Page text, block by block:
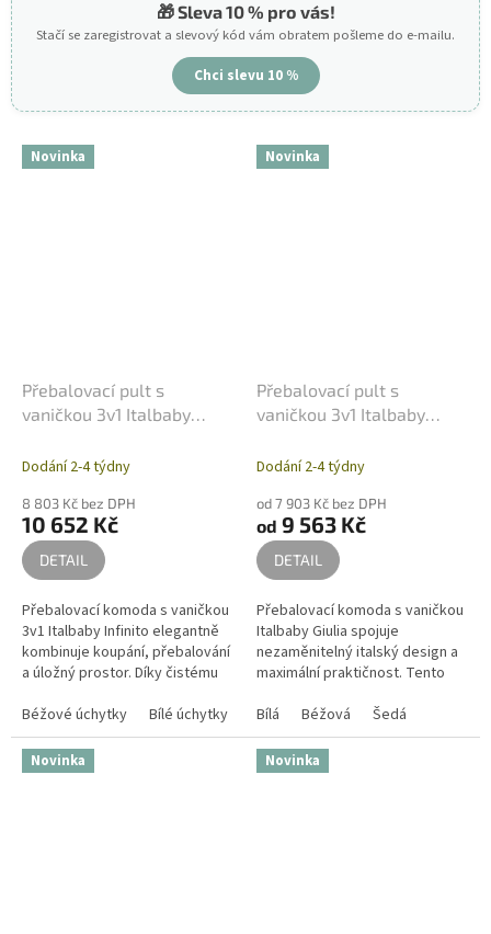
moderne a útulne....
🎁 Sleva 10 % pro vás!
Stačí se zaregistrovat a slevový kód vám obratem pošleme do e-mailu.
Chci slevu 10 %
Novinka
Přebalovací pult s
vaničkou 3v1 Italbaby
Close
Dodání 2-4 týdny
8 803 Kč bez DPH
10 652 Kč
DETAIL
Přebalovací komoda s vaničkou
3v1 Italbaby Infinito elegantně
kombinuje koupání, přebalování
a úložný prostor. Díky čistému
italskému zpracování je
ideálním...
Béžové úchytky Bílé úchytky Přírodní úchytky Přírodní -
Novinka
Přebalovací pult s
vaničkou 3v1 Italbaby
Dodání 2-4 týdny
od 7 903 Kč bez DPH
od 9 563 Kč
DETAIL
Přebalovací komoda s vaničkou
Italbaby Giulia spojuje
nezaměnitelný italský design a
maximální praktičnost. Tento
prostornými zásuvkami nabízí...
Bílá Béžová Šedá
Novinka Novinka